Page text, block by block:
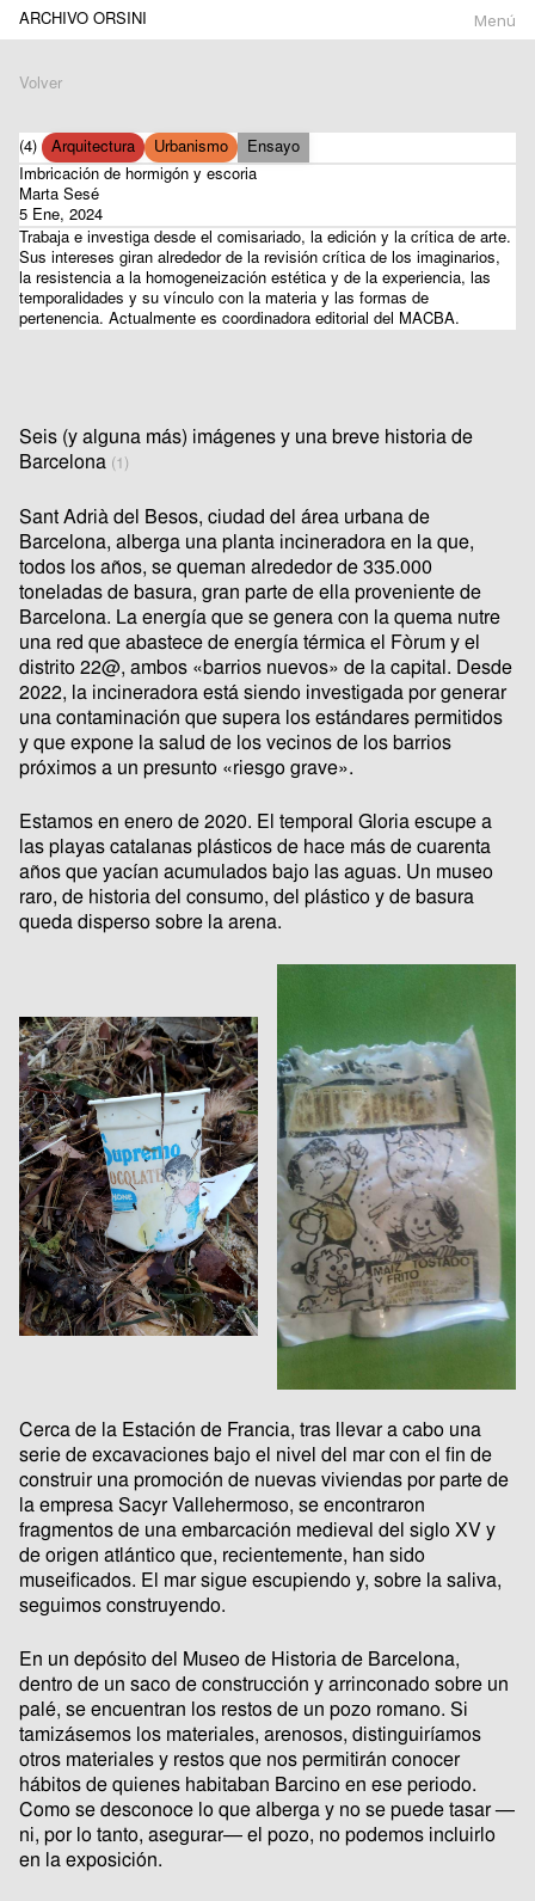
ARCHIVO ORSINI Menú
Volver
(4) Arquitectura Urbanismo
Ensayo
Imbricación de hormigón y escoria
Marta Sesé
5 Ene, 2024
Trabaja e investiga desde el comisariado, la edición y la crítica de arte.
Sus intereses giran alrededor de la revisión crítica de los imaginarios,
la resistencia a la homogeneización estética y de la experiencia, las
temporalidades y su vínculo con la materia y las formas de
pertenencia. Actualmente es coordinadora editorial del MACBA.
Seis (y alguna más) imágenes y una breve historia de
Barcelona (1)
Sant Adrià del Besos, ciudad del área urbana de
Barcelona, alberga una planta incineradora en la que,
todos los años, se queman alrededor de 335.000
toneladas de basura, gran parte de ella proveniente de
Barcelona. La energía que se genera con la quema nutre
una red que abastece de energía térmica el Fòrum y el
distrito 22@, ambos «barrios nuevos» de la capital. Desde
2022, la incineradora está siendo investigada por generar
una contaminación que supera los estándares permitidos
y que expone la salud de los vecinos de los barrios
próximos a un presunto «riesgo grave».
Estamos en enero de 2020. El temporal Gloria escupe a
las playas catalanas plásticos de hace más de cuarenta
años que yacían acumulados bajo las aguas. Un museo
raro, de historia del consumo, del plástico y de basura
queda disperso sobre la arena.
Cerca de la Estación de Francia, tras llevar a cabo una
serie de excavaciones bajo el nivel del mar con el fin de
construir una promoción de nuevas viviendas por parte de
la empresa Sacyr Vallehermoso, se encontraron
fragmentos de una embarcación medieval del siglo XV y
de origen atlántico que, recientemente, han sido
museificados. El mar sigue escupiendo y, sobre la saliva,
seguimos construyendo.
En un depósito del Museo de Historia de Barcelona,
dentro de un saco de construcción y arrinconado sobre un
palé, se encuentran los restos de un pozo romano. Si
tamizásemos los materiales, arenosos, distinguiríamos
otros materiales y restos que nos permitirán conocer
hábitos de quienes habitaban Barcino en ese periodo.
Como se desconoce lo que alberga y no se puede tasar —
ni, por lo tanto, asegurar— el pozo, no podemos incluirlo
en la exposición.